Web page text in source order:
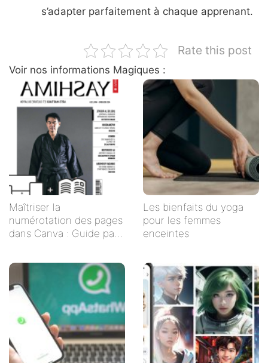
s’adapter parfaitement à chaque apprenant.
Rate this post
Voir nos informations Magiques :
Maîtriser la
numérotation des pages
dans Canva : Guide pas
Les bienfaits du yoga
pour les femmes
enceintes